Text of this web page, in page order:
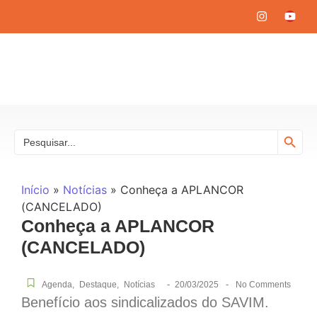
for:
Início » Notícias » Conheça a APLANCOR
(CANCELADO)
Conheça a APLANCOR
(CANCELADO)
Agenda, Destaque, Notícias - 20/03/2025 - No Comments
Benefício aos sindicalizados do SAVIM.